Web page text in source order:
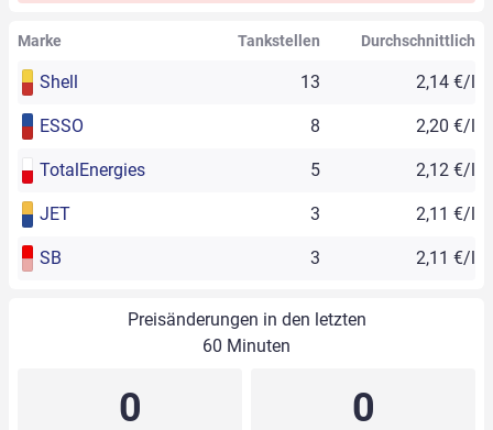
Marke Tankstellen Durchschnittlich
Shell 13 2,14 €/l
ESSO 8 2,20 €/l
TotalEnergies 5 2,12 €/l
JET 3 2,11 €/l
SB 3 2,11 €/l
Preisänderungen in den letzten
60 Minuten
0 0